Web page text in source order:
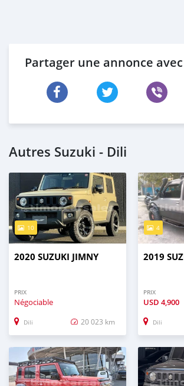
Partager une annonce
Autres Suzuki - Dili
10
2020 SUZUKI JIMNY
PRIX
Négociable
Dili 20 023 km
4
2019
PRIX
USD 4,900
Dili